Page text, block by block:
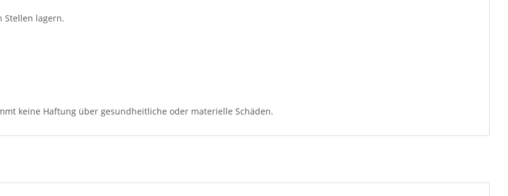
Stellen lagern.
keine Haftung über gesundheitliche oder materielle Schäden.